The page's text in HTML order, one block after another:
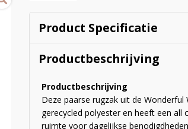
Product Specificatie
Productbeschrijving
Productbeschrijving
Deze paarse rugzak uit de
gerecycled polyester en heeft een
ruimte voor dagelijkse